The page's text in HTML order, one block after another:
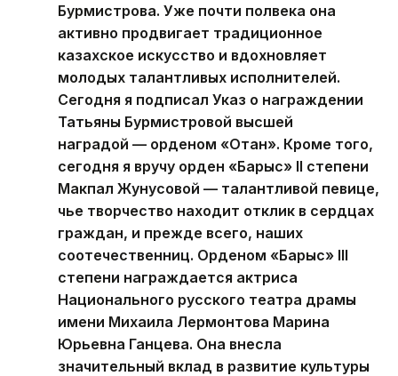
Бурмистрова. Уже почти полвека она
активно продвигает традиционное
казахское искусство и вдохновляет
молодых талантливых исполнителей.
Сегодня я подписал Указ о награждении
Татьяны Бурмистровой высшей
наградой — орденом «Отан». Кроме того,
сегодня я вручу орден «Барыс» II степени
Макпал Жунусовой — талантливой певице,
чье творчество находит отклик в сердцах
граждан, и прежде всего, наших
соотечественниц. Орденом «Барыс» III
степени награждается актриса
Национального русского театра драмы
имени Михаила Лермонтова Марина
Юрьевна Ганцева. Она внесла
значительный вклад в развитие культуры